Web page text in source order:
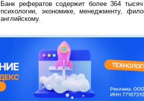
Банк рефератов содержит более 364
психологии, экономике, менеджменту,
английскому.